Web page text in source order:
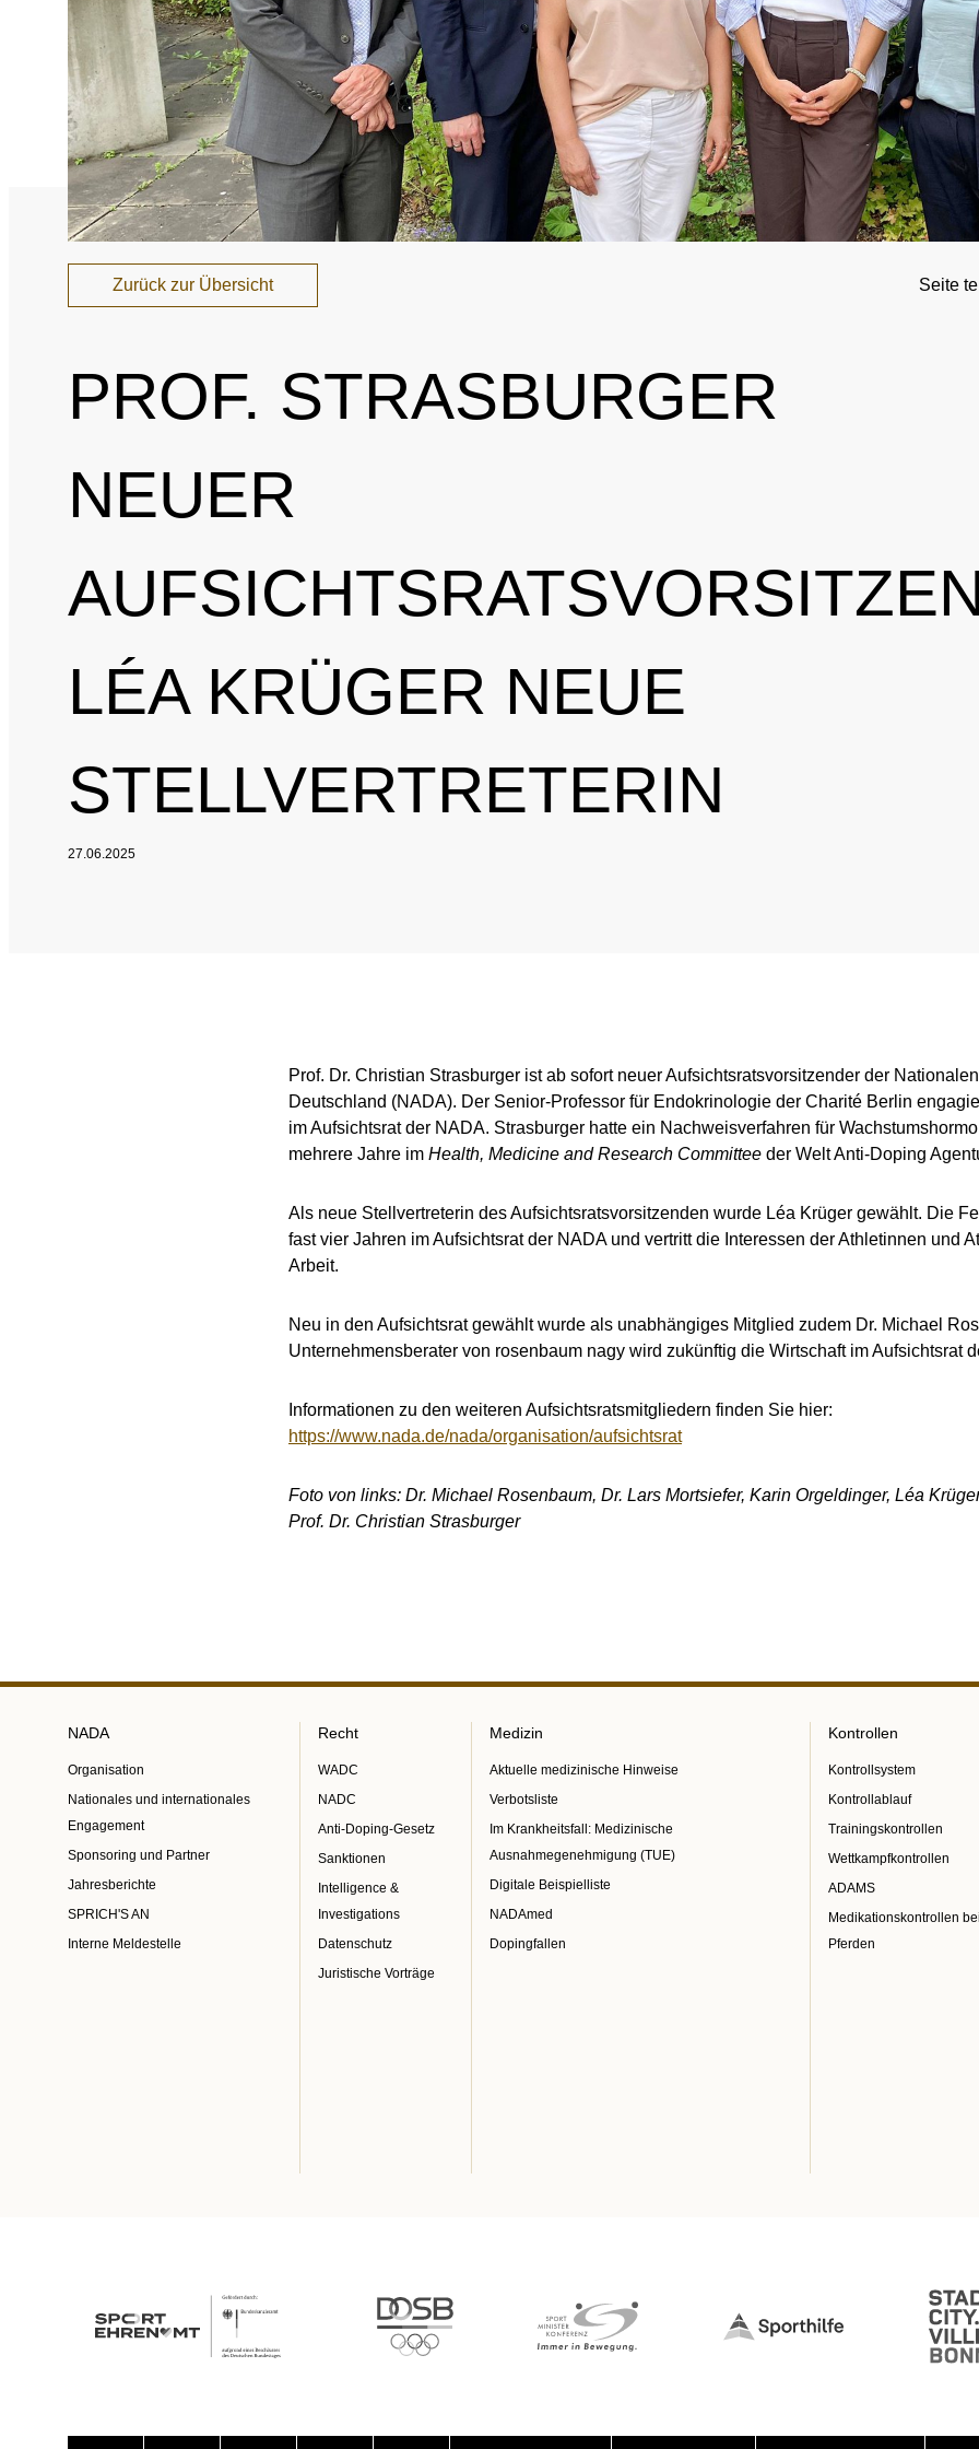
Nationales und internationales Engagement
Sponsoring und Partner
Jahresberichte
SPRICH'S AN
Ergebnismanagement
Disziplinarverfahren
Sportgerichtsbarkeit
Intelligence & Investigations
Wichtige Änderungen der Verbotsliste 2026
Im Krankheitsfall: Medizinische Ausnahmegenehmigung
Regelung für Nicht-Testpool-Athletinnen und -Athleten
Regelung für Testpool-Athletinnen und -Athleten
Dopingfallen
Trainingskontrollen
Testpools
Risikogruppen
Meldepflichten
Medikationskontrollen bei
Zurück zur Übersicht Seite
PROF. STRASBURGER
NEUER
LÉA KRÜGER NEUE
STELLVERTRETERIN
27.06.2025
Prof. Dr. Christian Strasburger ist ab sofort neuer Aufsichtsratsvorsitzender der
Deutschland (NADA). Der Senior-Professor für Endokrinologie der Charité Berlin
im Aufsichtsrat der NADA. Strasburger hatte ein Nachweisverfahren für
mehrere Jahre im Health, Medicine and Research Committee der Welt Anti-Doping
Als neue Stellvertreterin des Aufsichtsratsvorsitzenden wurde Léa Krüger gewählt. Die
fast vier Jahren im Aufsichtsrat der NADA und vertritt die Interessen der Athletinnen und
Arbeit.
Neu in den Aufsichtsrat gewählt wurde als unabhängiges Mitglied zudem Dr. Michael
Unternehmensberater von rosenbaum nagy wird zukünftig die Wirtschaft im Aufsichtsrat
Informationen zu den weiteren Aufsichtsratsmitgliedern finden Sie hier:
https://www.nada.de/nada/organisation/aufsichtsrat
Foto von links: Dr. Michael Rosenbaum, Dr. Lars Mortsiefer, Karin Orgeldinger, Léa
Prof. Dr. Christian Strasburger
NADA
Organisation
Nationales und internationales
Engagement
Sponsoring und Partner
Jahresberichte
SPRICH'S AN
Interne Meldestelle
Recht
WADC
NADC
Anti-Doping-Gesetz
Sanktionen
Intelligence &
Investigations
Datenschutz
Juristische Vorträge
Medizin
Aktuelle medizinische Hinweise
Verbotsliste
Im Krankheitsfall: Medizinische
Ausnahmegenehmigung (TUE)
Digitale Beispielliste
NADAmed
Dopingfallen
Kontrollen
Kontrollsystem
Kontrollablauf
Trainingskontrollen
Wettkampfkontrollen
ADAMS
Medikationskontrollen
Pferden